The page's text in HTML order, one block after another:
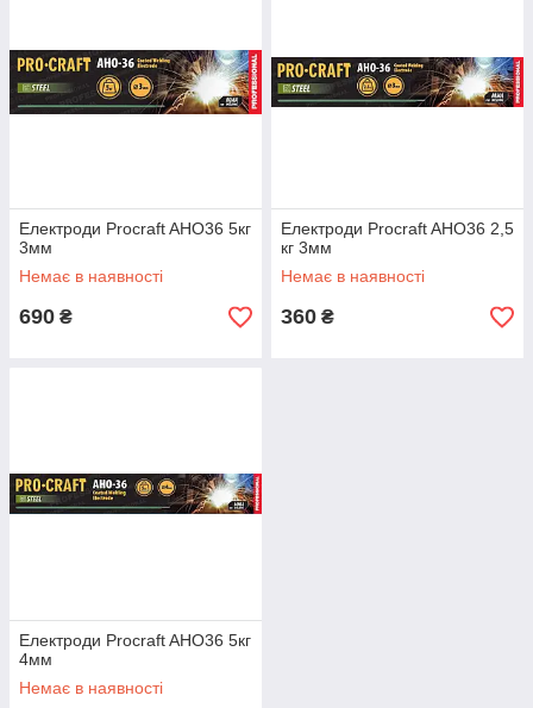
Електроди Procraft AHO36 5кг
3мм
Немає в наявності
690 ₴
Електроди Procraft AHO36 2,5
кг 3мм
Немає в наявності
360 ₴
Електроди Procraft AHO36 5кг
4мм
Немає в наявності